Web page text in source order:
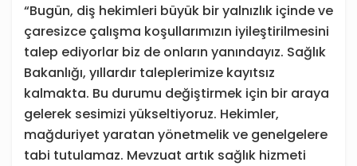
“Bugün, diş hekimleri büyük bir yalnızlık içinde ve
çaresizce çalışma koşullarımızın iyileştirilmesini
talep ediyorlar biz de onların yanındayız. Sağlık
Bakanlığı, yıllardır taleplerimize kayıtsız
kalmakta. Bu durumu değiştirmek için bir araya
gelerek sesimizi yükseltiyoruz. Hekimler,
mağduriyet yaratan yönetmelik ve genelgelere
tabi tutulamaz. Mevzuat artık sağlık hizmeti